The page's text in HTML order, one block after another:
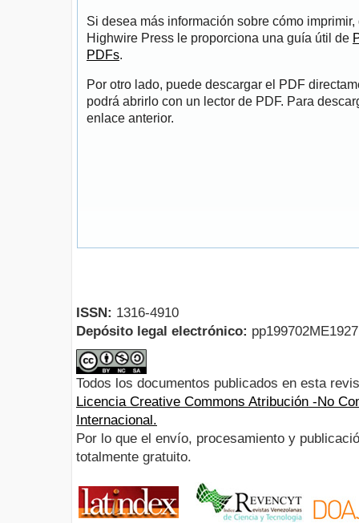
Si desea más información sobre cómo
Highwire Press le proporciona una guía útil de
PDFs.
Por otro lado, puede descargar el PDF
podrá abrirlo con un lector de PDF. Para
enlace anterior.
ISSN: 1316-4910
Depósito legal electrónico:
Todos los documentos publicados en esta
Licencia Creative Commons Atribución -No
Internacional.
Por lo que el envío, procesamiento y
totalmente gratuito.